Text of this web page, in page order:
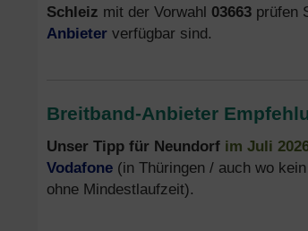
Schleiz mit der Vorwahl 03663 prüfen
Anbieter verfügbar sind.
Breitband-Anbieter
Unser Tipp für Neundorf im Juli
Vodafone (in Thüringen / auch wo
ohne Mindestlaufzeit).